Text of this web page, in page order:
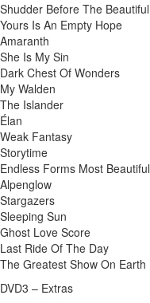
Shudder Before The Beautiful
Yours Is An Empty Hope
Amaranth
She Is My Sin
Dark Chest Of Wonders
My Walden
The Islander
Élan
Weak Fantasy
Storytime
Endless Forms Most Beautiful
Alpenglow
Stargazers
Sleeping Sun
Ghost Love Score
Last Ride Of The Day
The Greatest Show On Earth
DVD3 – Extras